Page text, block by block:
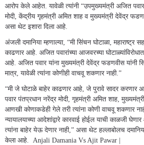
आरोप केले आहेत. यावेळी त्यांनी “उपमुख्यमंत्री अजित
मोदी, केंद्रीय गृहमंत्री अमित शाह व मुख्यमंत्री देवेंद्र
असा थेट इशारा दिला आहे.
अंजली दमानिया म्हणाल्या, “मी सिंचन घोटाळा, महाराष्ट्र
काढणार आहे. अजित पवारांच्या आजवरच्या
आहे. अजित पवार यांना मुख्यमंत्री देवेंद्र फडणवीस यांनी
मात्र, यावेळी त्यांना कोणीही वाचवू शकणार नाही.”
“मी जे घोटाळे बाहेर काढणार आहे, जे पुरावे सादर
पवार पंतप्रधान नरेंद्र मोदी, गृहमंत्री अमित शाह,
आणखी कोणाकडेही गेले तरी त्यांना कोणी वाचवू शकणार
न्यायालयाच्या आदेशांद्वारे कारवाई होईल याची काळजी
त्यांना बाहेर येऊ देणार नाही,” असा थेट हल्लाबोलच
केला आहे. Anjali Damania Vs Ajit Pawar |